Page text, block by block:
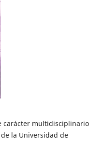
carácter multidisciplinario
la Universidad de